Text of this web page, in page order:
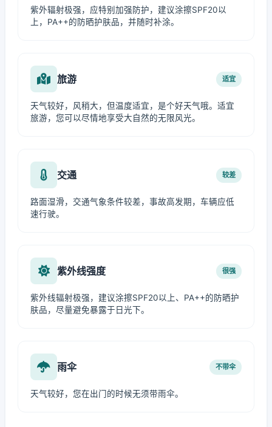
紫外辐射极强，应特别加强防护，建议涂擦SPF20以
上，PA++的防晒护肤品，并随时补涂。
旅游 适宜
天气较好，风稍大，但温度适宜，是个好天气哦。适宜
旅游，您可以尽情地享受大自然的无限风光。
交通 较差
路面湿滑，交通气象条件较差，事故高发期，车辆应低
速行驶。
紫外线强度 很强
紫外线辐射极强，建议涂擦SPF20以上、PA++的防晒护
肤品，尽量避免暴露于日光下。
雨伞 不带伞
天气较好，您在出门的时候无须带雨伞。